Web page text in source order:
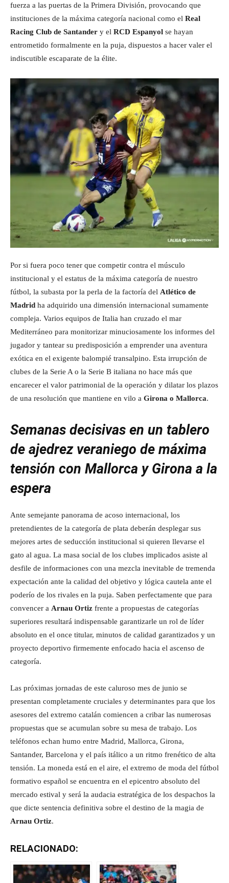
fuerza a las puertas de la Primera División, provocando que
instituciones de la máxima categoría nacional como el Real
Racing Club de Santander y el RCD Espanyol se hayan
entrometido formalmente en la puja, dispuestos a hacer valer el
indiscutible escaparate de la élite.
Por si fuera poco tener que competir contra el músculo
institucional y el estatus de la máxima categoría de nuestro
fútbol, la subasta por la perla de la factoría del Atlético de
Madrid ha adquirido una dimensión internacional sumamente
compleja. Varios equipos de Italia han cruzado el mar
Mediterráneo para monitorizar minuciosamente los informes del
jugador y tantear su predisposición a emprender una aventura
exótica en el exigente balompié transalpino. Esta irrupción de
clubes de la Serie A o la Serie B italiana no hace más que
encarecer el valor patrimonial de la operación y dilatar los plazos
de una resolución que mantiene en vilo a Girona o Mallorca.
Semanas decisivas en un tablero
de ajedrez veraniego de máxima
tensión con Mallorca y Girona a la
espera
Ante semejante panorama de acoso internacional, los
pretendientes de la categoría de plata deberán desplegar sus
mejores artes de seducción institucional si quieren llevarse el
gato al agua. La masa social de los clubes implicados asiste al
desfile de informaciones con una mezcla inevitable de tremenda
expectación ante la calidad del objetivo y lógica cautela ante el
poderío de los rivales en la puja. Saben perfectamente que para
convencer a Arnau Ortiz frente a propuestas de categorías
superiores resultará indispensable garantizarle un rol de líder
absoluto en el once titular, minutos de calidad garantizados y un
proyecto deportivo firmemente enfocado hacia el ascenso de
categoría.
Las próximas jornadas de este caluroso mes de junio se
presentan completamente cruciales y determinantes para que los
asesores del extremo catalán comiencen a cribar las numerosas
propuestas que se acumulan sobre su mesa de trabajo. Los
teléfonos echan humo entre Madrid, Mallorca, Girona,
Santander, Barcelona y el país itálico a un ritmo frenético de alta
tensión. La moneda está en el aire, el extremo de moda del fútbol
formativo español se encuentra en el epicentro absoluto del
mercado estival y será la audacia estratégica de los despachos la
que dicte sentencia definitiva sobre el destino de la magia de
Arnau Ortiz.
RELACIONADO: